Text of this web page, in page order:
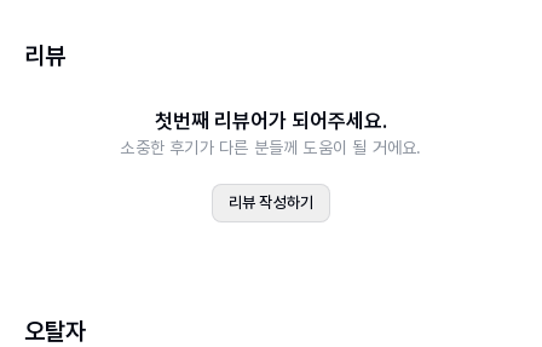
리뷰
첫번째 리뷰어가 되어주세요.
소중한 후기가 다른 분들께 도움이 될 거에요.
리뷰 작성하기
오탈자